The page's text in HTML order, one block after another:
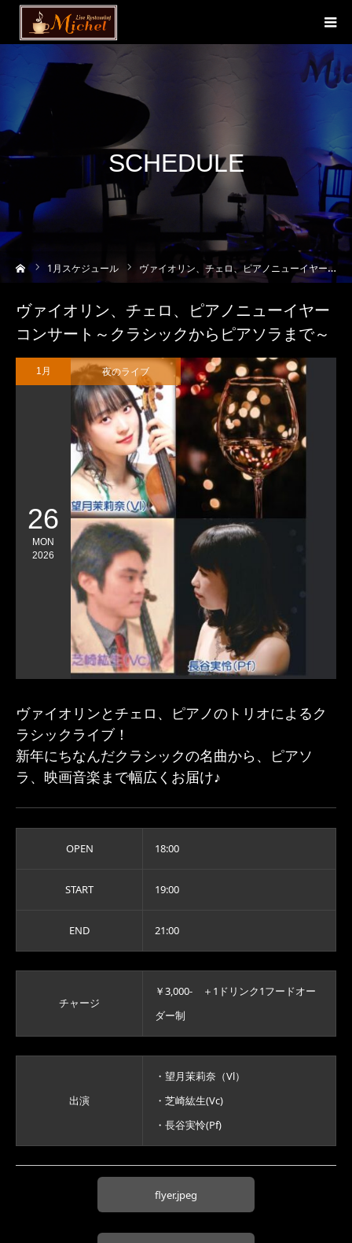
SCHEDULE
1 月スケジュール ヴァイオリン、チェロ、ピアノニューイヤーコンサート～クラシックからピアソラまで～
ヴァイオリン、チェロ、ピアノニューイヤー
コンサート～クラシックからピアソラまで～
1月
26
MON
2026
夜のライブ
ヴァイオリンとチェロ、ピアノのトリオによるク
ラシックライブ！
新年にちなんだクラシックの名曲から、ピアソ
ラ、映画音楽まで幅広くお届け♪
OPEN 18:00
START 19:00
END 21:00
チャージ
￥3,000- ＋1ドリンク1フードオー
ダー制
出演
・望月茉莉奈（Vl）
・芝崎紘生(Vc)
・長谷実怜(Pf)
flyer.jpeg